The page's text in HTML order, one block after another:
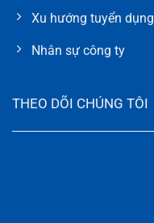
Xu hướng tuyển dụng
Nhân sự công ty
THEO DÕI CHÚNG TÔI